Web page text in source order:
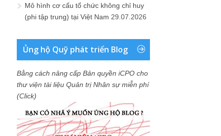
Mô hình cơ cấu tổ chức không chỉ huy
(phi tập trung) tại Việt Nam 29.07.2026
Ủng hộ Quỹ phát triển Blog
Bằng cách nâng cấp Bản quyền iCPO cho
thư viện tài liệu Quản trị Nhân sự miễn phí
(Click)